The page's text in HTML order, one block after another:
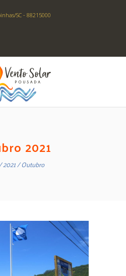
SC - 88215000
2021
2021 Outubro